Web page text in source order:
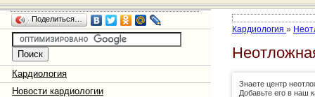
Поделиться…
Кардиология
Новости кардиологии
Кардиология »
Знаете центр
Добавьте его в наш